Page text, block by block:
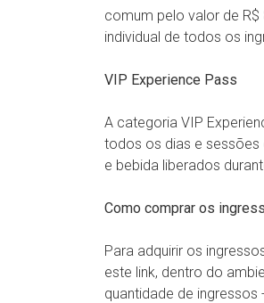
comum pelo valor de
individual de todos os
VIP Experience Pass
A categoria VIP
todos os dias e
e bebida liberados
Como comprar os
Para adquirir os
este link, dentro do
quantidade de